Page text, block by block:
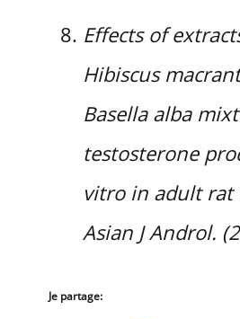
Effects of
Hibiscus
Basella alba
testosterone
vitro in adult rat
Asian J Androl.
Je partage: